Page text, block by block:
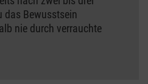
das Bewusstsein
nie durch verrauchte